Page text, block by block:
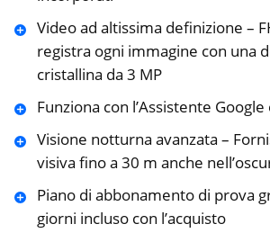
Video ad altissima definizione –
registra ogni immagine con una
cristallina da 3 MP
Funziona con l’Assistente
Visione notturna avanzata –
visiva fino a 30 m anche
Piano di abbonamento di prova
giorni incluso con l’acquisto